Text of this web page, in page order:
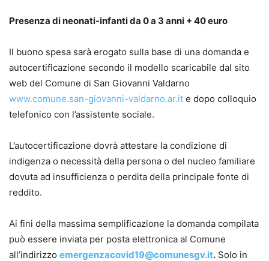
Presenza di neonati-infanti da 0 a 3 anni + 40 euro
Il buono spesa sarà erogato sulla base di una domanda e
autocertificazione secondo il modello scaricabile dal sito
web del Comune di San Giovanni Valdarno
www.comune.san-giovanni-valdarno.ar.it e dopo colloquio
telefonico con l’assistente sociale.
L’autocertificazione dovrà attestare la condizione di
indigenza o necessità della persona o del nucleo familiare
dovuta ad insufficienza o perdita della principale fonte di
reddito.
Ai fini della massima semplificazione la domanda compilata
può essere inviata per posta elettronica al Comune
all’indirizzo emergenzacovid19@comunesgv.it. Solo in